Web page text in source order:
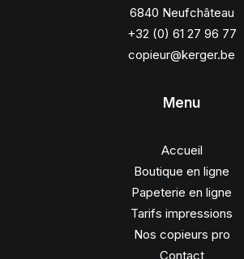
6840 Neufchâteau
+32 (0) 61 27 96 77
copieur@kerger.be
Menu
Accueil
Boutique en ligne
Papeterie en ligne
Tarifs impressions
Nos copieurs pro
Contact